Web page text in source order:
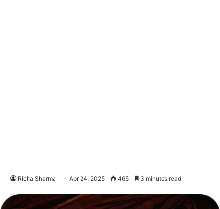
Richa Sharma Apr 24, 2025 465 3 minutes read